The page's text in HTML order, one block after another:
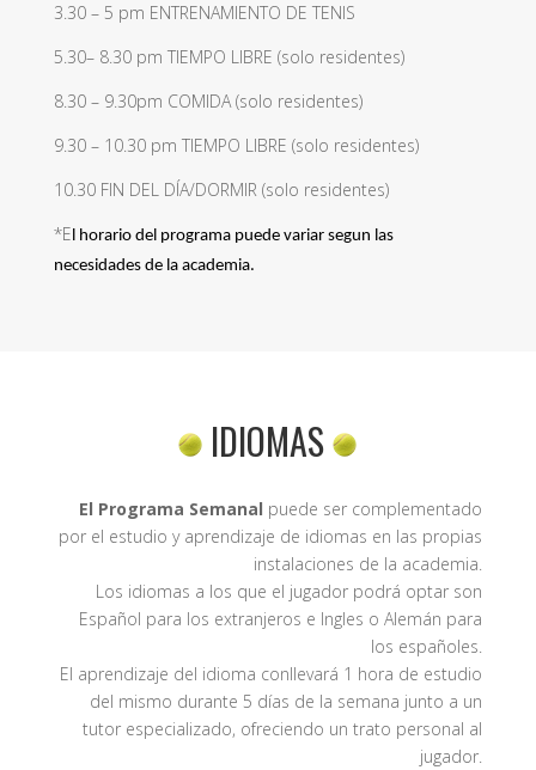
3.30 – 5 pm ENTRENAMIENTO DE TENIS
5.30– 8.30 pm TIEMPO LIBRE (solo residentes)
8.30 – 9.30pm COMIDA(solo residentes)
9.30 – 10.30 pm TIEMPO LIBRE (solo residentes)
10.30 FIN DEL DÍA/DORMIR (solo residentes)
*El horario del programa puede variar segun las
necesidades de la academia.
IDIOMAS
El Programa Semanal puede ser complementado
por el estudio y aprendizaje de idiomas en las propias
instalaciones de la academia.
Los idiomas a los que el jugador podrá optar son
Español para los extranjeros e Ingles o Alemán para
los españoles.
El aprendizaje del idioma conllevará 1 hora de estudio
del mismo durante 5 días de la semana junto a un
tutor especializado, ofreciendo un trato personal al
jugador.